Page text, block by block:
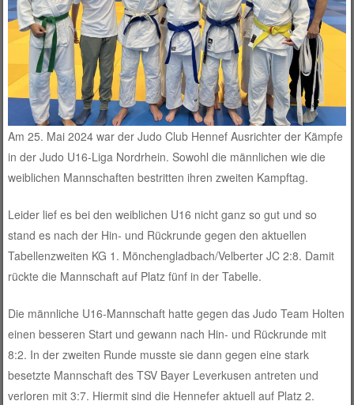
Am 25. Mai 2024 war der Judo Club Hennef Ausrichter der Kämpfe
in der Judo U16-Liga Nordrhein. Sowohl die männlichen wie die
weiblichen Mannschaften bestritten ihren zweiten Kampftag.
Leider lief es bei den weiblichen U16 nicht ganz so gut und so
stand es nach der Hin- und Rückrunde gegen den aktuellen
Tabellenzweiten KG 1. Mönchengladbach/Velberter JC 2:8. Damit
rückte die Mannschaft auf Platz fünf in der Tabelle.
Die männliche U16-Mannschaft hatte gegen das Judo Team Holten
einen besseren Start und gewann nach Hin- und Rückrunde mit
8:2. In der zweiten Runde musste sie dann gegen eine stark
besetzte Mannschaft des TSV Bayer Leverkusen antreten und
verloren mit 3:7. Hiermit sind die Hennefer aktuell auf Platz 2.